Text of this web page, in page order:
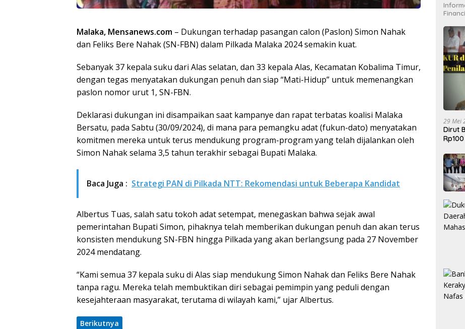
Malaka, Mensanews.com – Dukungan terhadap pasangan calon (Paslon) Simon Nahak
dan Feliks Bere Nahak (SN-FBN) dalam Pilkada Malaka 2024 semakin kuat.
Sebanyak 37 kepala suku dari Alas selatan, dan 33 kepala Alas, Kecamatan Kobalima Timur,
dengan tegas menyatakan dukungan penuh dan siap “Mati-Hidup” untuk memenangkan
paslon nomor urut 1, SN-FBN.
Deklarasi dukungan ini disampaikan saat kampanye dan rapat terbatas koalisi Malaka
Bersatu, pada Sabtu (30/09/2024), di mana para pemangku adat (fukun-dato) menyatakan
komitmen mereka untuk terus mendukung program-program yang telah dijalankan oleh
Simon Nahak selama 3,5 tahun terakhir sebagai Bupati Malaka.
Baca Juga : Strategi PAN di Pilkada NTT: Rekomendasi untuk Beberapa Kandidat
Albertus Tuas, salah satu tokoh adat setempat, menegaskan bahwa sejak awal
pemerintahan Bupati Simon, pihaknya telah memberikan dukungan penuh dan akan terus
konsisten mendukung SN-FBN hingga Pilkada yang akan berlangsung pada 27 November
2024 mendatang.
“Kami semua 37 kepala suku di Alas siap mendukung Simon Nahak dan Feliks Bere Nahak
tanpa ragu. Mereka telah membuktikan diri sebagai pemimpin yang peduli dengan
kesejahteraan masyarakat, terutama di wilayah kami,” ujar Albertus.
Berikutnya
29 Mei
Dirut